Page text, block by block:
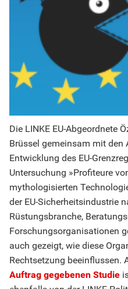
Die LINKE EU-Abgeordnete
Brüssel gemeinsam mit den
Entwicklung des EU-
Untersuchung »Profiteure
mythologisierten
der EU-Sicherheitsindustrie
Rüstungsbranche,
Forschungsorganisationen
auch gezeigt, wie diese
Rechtsetzung beeinflussen.
Auftrag gegebenen Studie